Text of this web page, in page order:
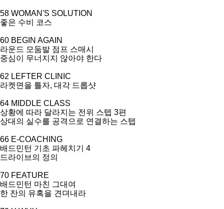
58 WOMAN'S SOLUTION
좋은 수비 코스
60 BEGIN AGAIN
라운드 모둠발 점프 스매시
중심이 무너지지 않아야 한다
62 LEFTER CLINIC
라켓면을 틀자, 대각 드롭샷
64 MIDDLE CLASS
상황에 따라 달라지는 전위 스텝 3편
상대의 실수를 공격으로 연결하는 스텝
66 E-COACHING
배드민턴 기초 파헤치기
4
드라이브의 정의
70 FEATURE
배드민턴 마친 그대여
한 잔의 유혹을 견뎌내라